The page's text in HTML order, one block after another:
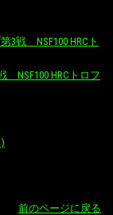
3戦 NSF100 HRCト
NSF100 HRCトロフ
前のページに戻る